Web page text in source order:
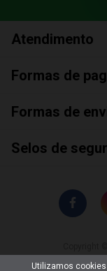
Atendimento
Formas de
Formas de
Selos de
Utilizamos